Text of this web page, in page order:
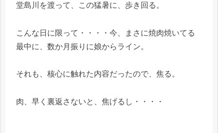
堂島川を渡って、この猛暑に、歩き回る。
こんな日に限って・・・・今、まさに焼肉焼いてる
最中に、数か月振りに娘からライン。
それも、核心に触れた内容だったので、焦る。
肉、早く裏返さないと、焦げるし・・・・